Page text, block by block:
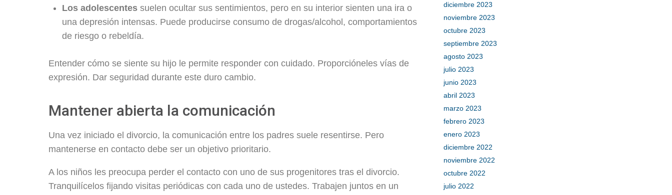
Los adolescentes suelen ocultar sus sentimientos, pero en su interior sienten una ira o
una depresión intensas. Puede producirse consumo de drogas/alcohol, comportamientos
de riesgo o rebeldía.
Entender cómo se siente su hijo le permite responder con cuidado. Proporcióneles vías de
expresión. Dar seguridad durante este duro cambio.
Mantener abierta la comunicación
Una vez iniciado el divorcio, la comunicación entre los padres suele resentirse. Pero
mantenerse en contacto debe ser un objetivo prioritario.
A los niños les preocupa perder el contacto con uno de sus progenitores tras el divorcio.
Tranquilícelos fijando visitas periódicas con cada uno de ustedes. Trabajen juntos en un
diciembre 2023
noviembre 2023
octubre 2023
septiembre 2023
agosto 2023
julio 2023
junio 2023
abril 2023
marzo 2023
febrero 2023
enero 2023
diciembre 2022
noviembre 2022
octubre 2022
julio 2022